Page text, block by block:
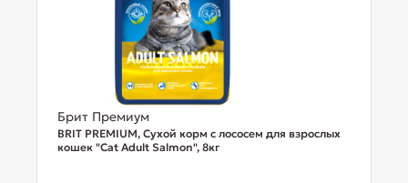
Брит Премиум
BRIT PREMIUM, Сухой корм с лососем для взрослых
кошек "Cat Adult Salmon", 8кг